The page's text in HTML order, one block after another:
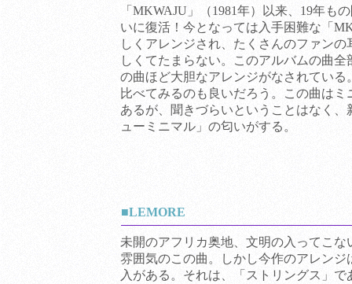
「MKWAJU」（1981年）以来、19年も
いに復活！今となっては入手困難な「
しくアレンジされ、たくさんのファン
しくてたまらない。このアルバムの曲
の曲ほど大胆なアレンジがなされている
比べてみるのも良いだろう。この曲は
あるが、聞きづらいということはなく
ューミニマル」の匂いがする。
■LEMORE
未開のアフリカ奥地、文明の入ってこ
雰囲気のこの曲。しかし今作のアレンジ
入がある。それは、「ストリングス」